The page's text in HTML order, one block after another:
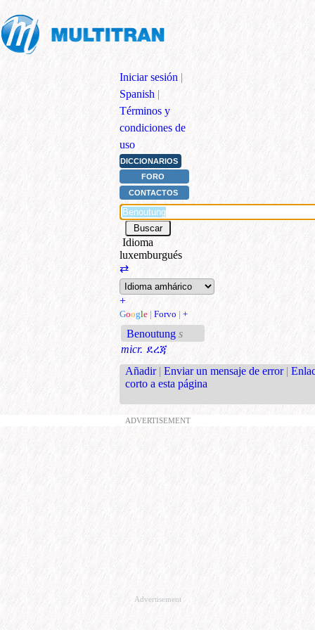
Iniciar sesión |
Spanish |
Términos y
condiciones de
uso
DICCIONARIOS
FORO
CONTACTOS
Idioma
luxemburgués
⇄
+
Google | Forvo | +
Benoutung s
micr. ደረጃ
Añadir | Enviar un mensaje de error |
corto a esta página
ADVERTISEMENT
Advertisement